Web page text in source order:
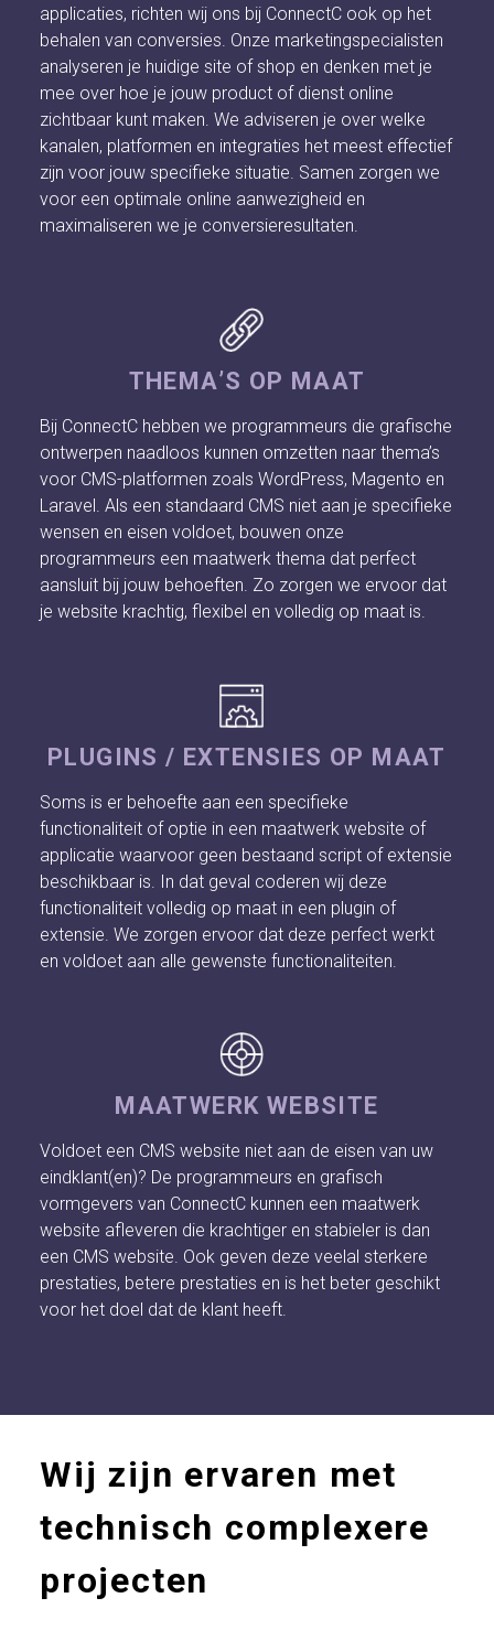
applicaties, richten wij ons bij ConnectC ook op het
behalen van conversies. Onze marketingspecialisten
analyseren je huidige site of shop en denken met je
mee over hoe je jouw product of dienst online
zichtbaar kunt maken. We adviseren je over welke
kanalen, platformen en integraties het meest effectief
zijn voor jouw specifieke situatie. Samen zorgen we
voor een optimale online aanwezigheid en
maximaliseren we je conversieresultaten.
THEMA’S OP MAAT
Bij ConnectC hebben we programmeurs die grafische
ontwerpen naadloos kunnen omzetten naar thema’s
voor CMS-platformen zoals WordPress, Magento en
Laravel. Als een standaard CMS niet aan je specifieke
wensen en eisen voldoet, bouwen onze
programmeurs een maatwerk thema dat perfect
aansluit bij jouw behoeften. Zo zorgen we ervoor dat
je website krachtig, flexibel en volledig op maat is.
PLUGINS / EXTENSIES OP MAAT
Soms is er behoefte aan een specifieke
functionaliteit of optie in een maatwerk website of
applicatie waarvoor geen bestaand script of extensie
beschikbaar is. In dat geval coderen wij deze
functionaliteit volledig op maat in een plugin of
extensie. We zorgen ervoor dat deze perfect werkt
en voldoet aan alle gewenste functionaliteiten.
MAATWERK WEBSITE
Voldoet een CMS website niet aan de eisen van uw
eindklant(en)? De programmeurs en grafisch
vormgevers van ConnectC kunnen een maatwerk
website afleveren die krachtiger en stabieler is dan
een CMS website. Ook geven deze veelal sterkere
prestaties, betere prestaties en is het beter geschikt
voor het doel dat de klant heeft.
Wij zijn ervaren met
technisch complexere
projecten